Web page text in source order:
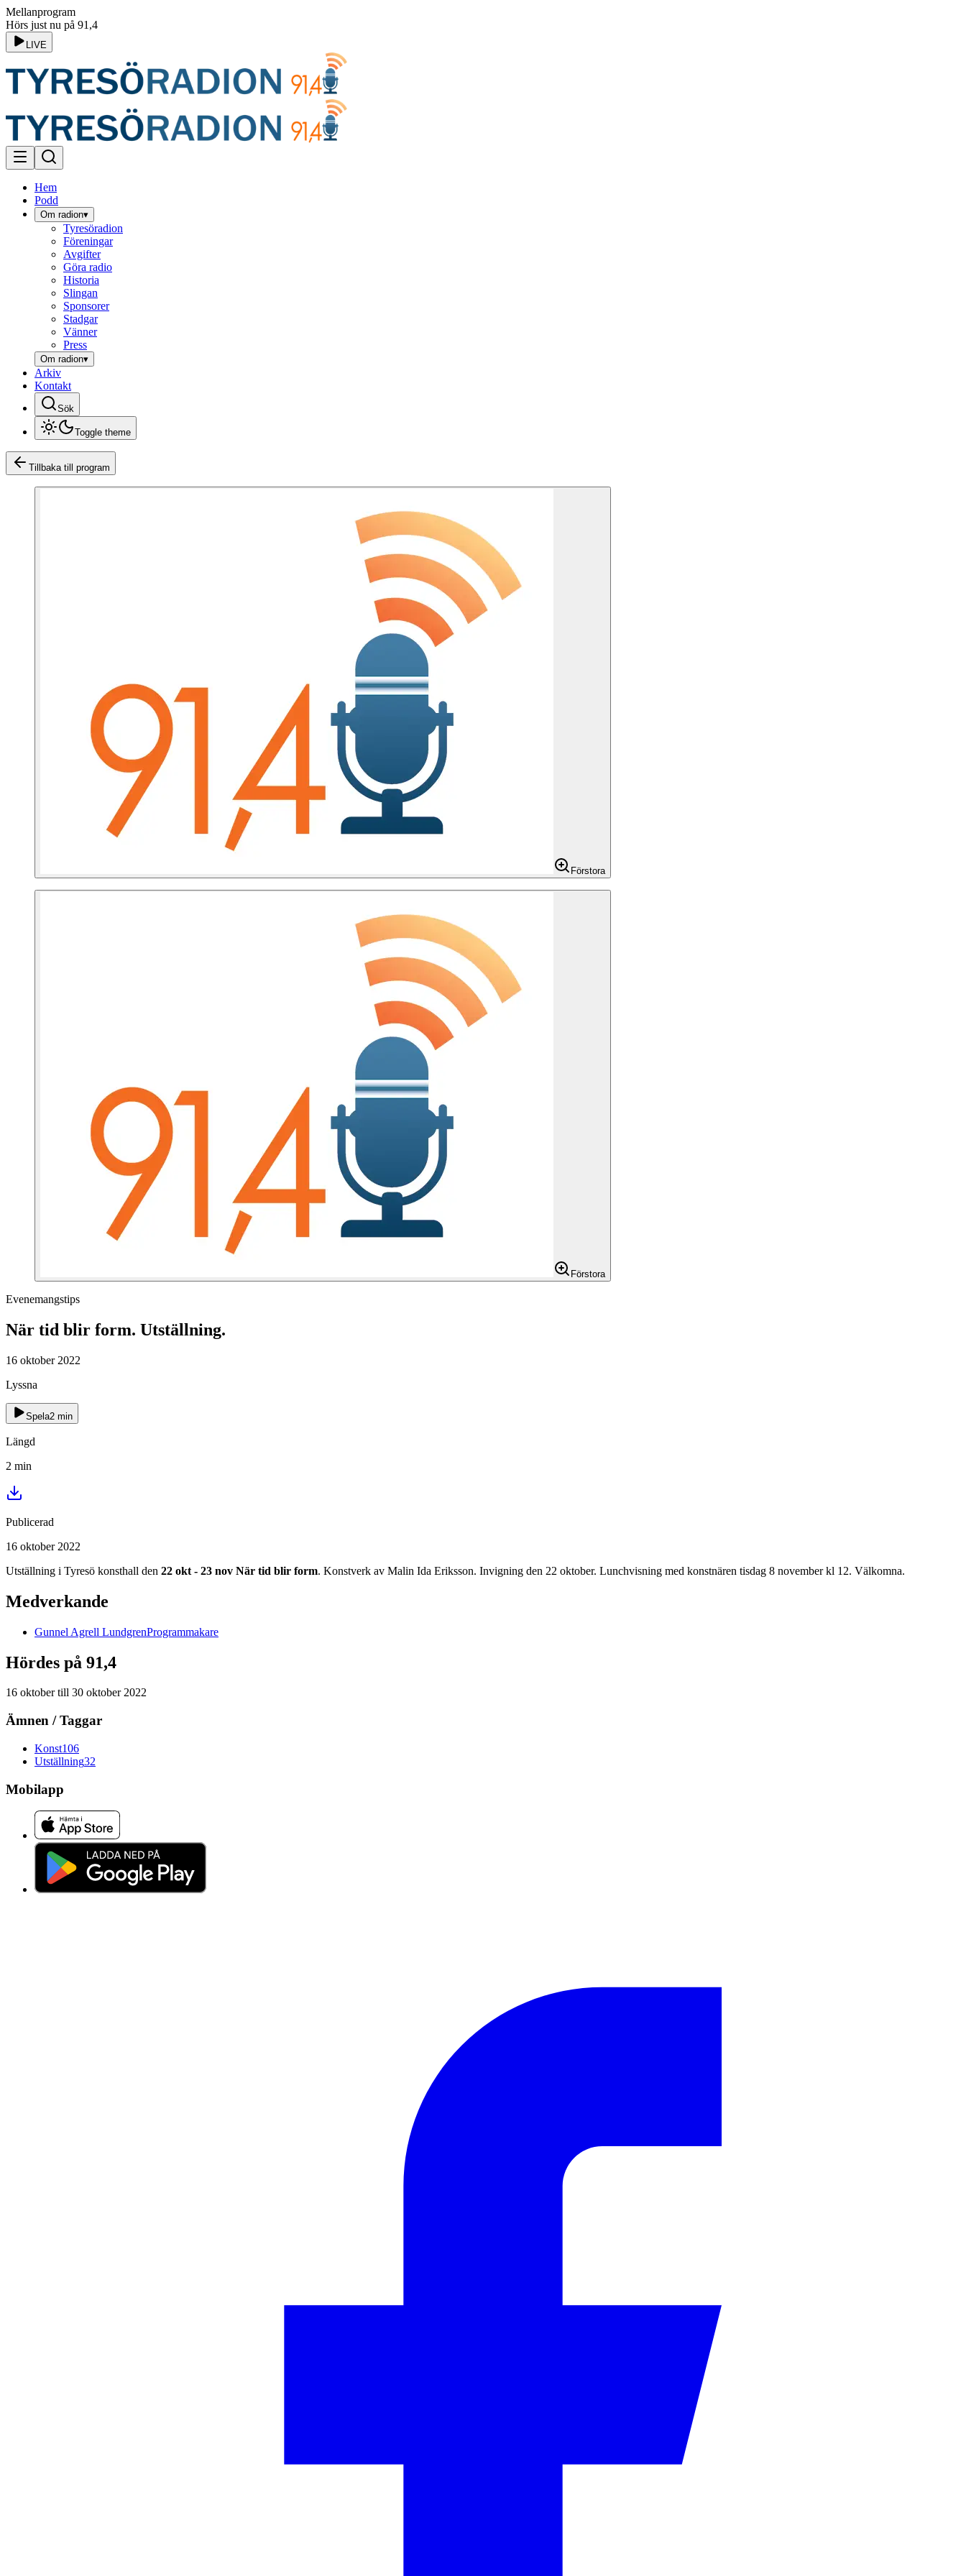
Mellanprogram
Hörs just nu på 91,4
LIVE
Hem
Podd
Om radion▾
Tyresöradion
Föreningar
Avgifter
Göra radio
Historia
Slingan
Sponsorer
Stadgar
Vänner
Press
Om radion▾
Arkiv
Kontakt
Sök
Toggle theme
Tillbaka till program
Förstora
Förstora
Evenemangstips
När tid blir form. Utställning.
16 oktober 2022
Lyssna
Spela2 min
Längd
2 min
Publicerad
16 oktober 2022
Utställning i Tyresö konsthall den 22 okt - 23 nov När tid blir form. Konstverk av Malin Ida Eriksson. Invigning den 22 oktober. Lunchvisning med konstnären tisdag 8 november kl 12. Välkomna.
Medverkande
Gunnel Agrell LundgrenProgrammakare
Hördes på 91,4
16 oktobertill 30 oktober 2022
Ämnen / Taggar
Konst106
Utställning32
Mobilapp